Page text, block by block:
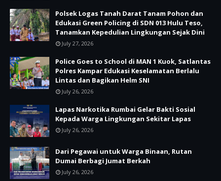
Polsek Logas Tanah Darat Tanam Pohon dan
Edukasi Green Policing di SDN 013 Hulu Teso,
Tanamkan Kepedulian Lingkungan Sejak Dini
July 27, 2026
Police Goes to School di MAN 1 Kuok, Satlantas
Polres Kampar Edukasi Keselamatan Berlalu
Lintas dan Bagikan Helm SNI
July 26, 2026
Lapas Narkotika Rumbai Gelar Bakti Sosial
Kepada Warga Lingkungan Sekitar Lapas
July 26, 2026
Dari Pegawai untuk Warga Binaan, Rutan
Dumai Berbagi Jumat Berkah
July 26, 2026